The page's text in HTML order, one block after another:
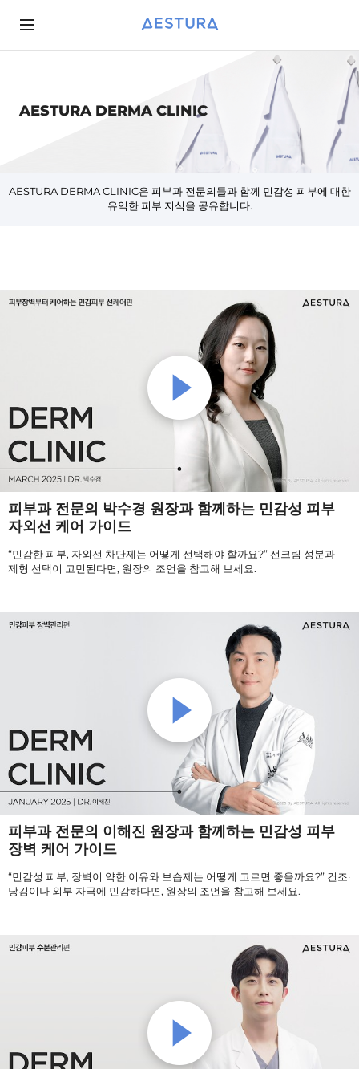
BRAND STORY
INSPIRED BY PHARMACEUTICAL HERITAGE
CUTTING-EDGE TECHNOLOGY BY DERMA LAB
AESTURA 365
ASK AESTURA
AESTURA 365
진행중인 이벤트
AESTURA DERMA CLINIC
AESTURA DERMA CLINIC은 피부과 전문의들과 함께 민감성 피부에 대한
유익한 피부 지식을 공유합니다.
피부과 전문의 박수경 원장과 함께하는 민감성 피부
자외선 케어 가이드
“민감한 피부, 자외선 차단제는 어떻게 선택해야 할까요?” 선크림 성분과
제형 선택이 고민된다면, 원장의 조언을 참고해 보세요.
피부과 전문의 이해진 원장과 함께하는 민감성 피부
장벽 케어 가이드
“민감성 피부, 장벽이 약한 이유와 보습제는 어떻게 고르면 좋을까요?” 건조·
당김이나 외부 자극에 민감하다면, 원장의 조언을 참고해 보세요.